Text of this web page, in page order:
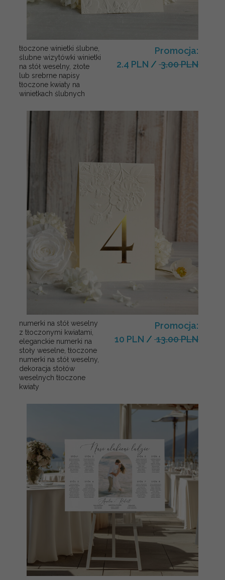
tłoczone winietki ślubne,
ślubne wizytówki winietki
na stół weselny, złote
lub srebrne napisy
tłoczone kwiaty na
winietkach ślubnych
Promocja:
2.4 PLN / 3.00 PLN
numerki na stół weselny
z tłoczonymi kwiatami,
eleganckie numerki na
stoły weselne, tłoczone
numerki na stół weselny,
dekoracja stołów
weselnych tłoczone
kwiaty
Promocja:
10 PLN / 13.00 PLN